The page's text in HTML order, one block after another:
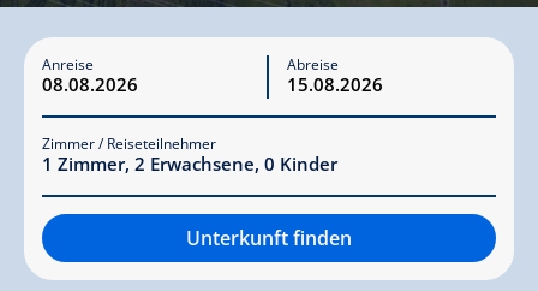
Anreise Abreise
Zimmer / Reiseteilnehmer
1 Zimmer, 2 Erwachsene, 0 Kinder
Unterkunft finden